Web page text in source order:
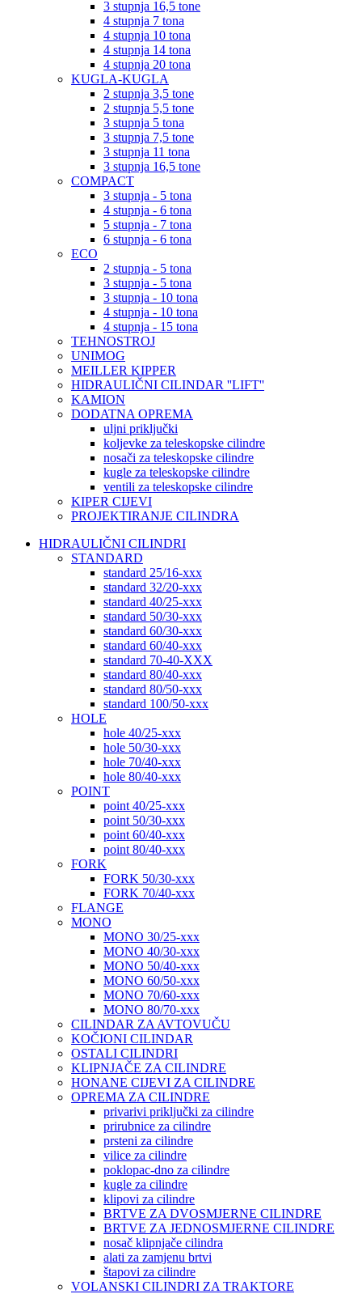
3 stupnja 16,5 tone
4 stupnja 7 tona
4 stupnja 10 tona
4 stupnja 14 tona
4 stupnja 20 tona
KUGLA-KUGLA
2 stupnja 3,5 tone
2 stupnja 5,5 tone
3 stupnja 5 tona
3 stupnja 7,5 tone
3 stupnja 11 tona
3 stupnja 16,5 tone
COMPACT
3 stupnja - 5 tona
4 stupnja - 6 tona
5 stupnja - 7 tona
6 stupnja - 6 tona
ECO
2 stupnja - 5 tona
3 stupnja - 5 tona
3 stupnja - 10 tona
4 stupnja - 10 tona
4 stupnja - 15 tona
TEHNOSTROJ
UNIMOG
MEILLER KIPPER
HIDRAULIČNI CILINDAR ''LIFT''
KAMION
DODATNA OPREMA
uljni priključki
koljevke za teleskopske cilindre
nosači za teleskopske cilindre
kugle za teleskopske cilindre
ventili za teleskopske cilindre
KIPER CIJEVI
PROJEKTIRANJE CILINDRA
HIDRAULIČNI CILINDRI
STANDARD
standard 25/16-xxx
standard 32/20-xxx
standard 40/25-xxx
standard 50/30-xxx
standard 60/30-xxx
standard 60/40-xxx
standard 70-40-XXX
standard 80/40-xxx
standard 80/50-xxx
standard 100/50-xxx
HOLE
hole 40/25-xxx
hole 50/30-xxx
hole 70/40-xxx
hole 80/40-xxx
POINT
point 40/25-xxx
point 50/30-xxx
point 60/40-xxx
point 80/40-xxx
FORK
FORK 50/30-xxx
FORK 70/40-xxx
FLANGE
MONO
MONO 30/25-xxx
MONO 40/30-xxx
MONO 50/40-xxx
MONO 60/50-xxx
MONO 70/60-xxx
MONO 80/70-xxx
CILINDAR ZA AVTOVUČU
KOČIONI CILINDAR
OSTALI CILINDRI
KLIPNJAČE ZA CILINDRE
HONANE CIJEVI ZA CILINDRE
OPREMA ZA CILINDRE
privarivi priključki za cilindre
prirubnice za cilindre
prsteni za cilindre
vilice za cilindre
poklopac-dno za cilindre
kugle za cilindre
klipovi za cilindre
BRTVE ZA DVOSMJERNE CILINDRE
BRTVE ZA JEDNOSMJERNE CILINDRE
nosač klipnjače cilindra
alati za zamjenu brtvi
štapovi za cilindre
VOLANSKI CILINDRI ZA TRAKTORE